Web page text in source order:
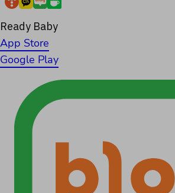
Ready Baby
App Store
Google Play